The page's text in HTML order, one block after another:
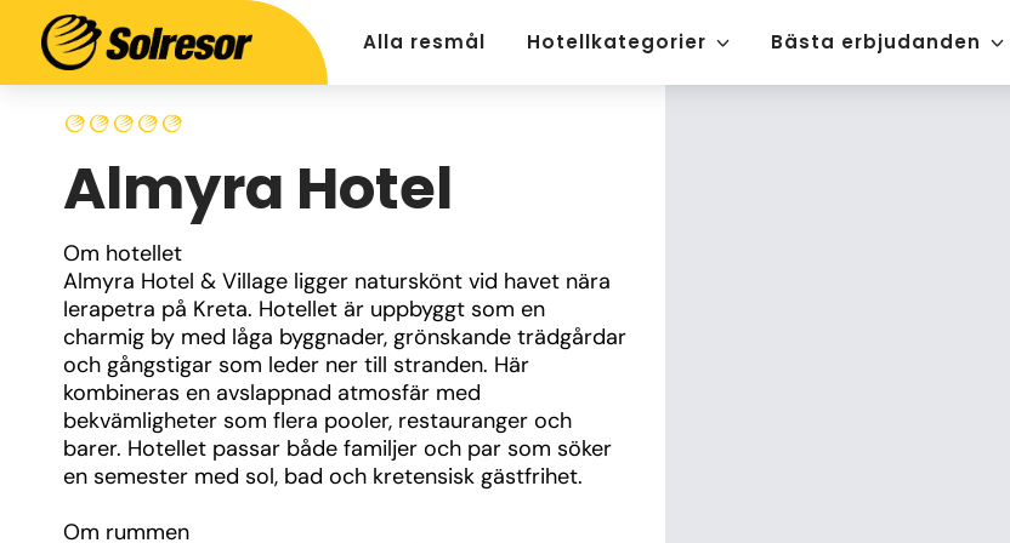
Alla resmål Hotellkategorier Bästa erbjudanden
Almyra Hotel
Om hotellet
Almyra Hotel & Village ligger naturskönt vid havet nära
Ierapetra på Kreta. Hotellet är uppbyggt som en
charmig by med låga byggnader, grönskande trädgårdar
och gångstigar som leder ner till stranden. Här
kombineras en avslappnad atmosfär med
bekvämligheter som flera pooler, restauranger och
barer. Hotellet passar både familjer och par som söker
en semester med sol, bad och kretensisk gästfrihet.
Om rummen